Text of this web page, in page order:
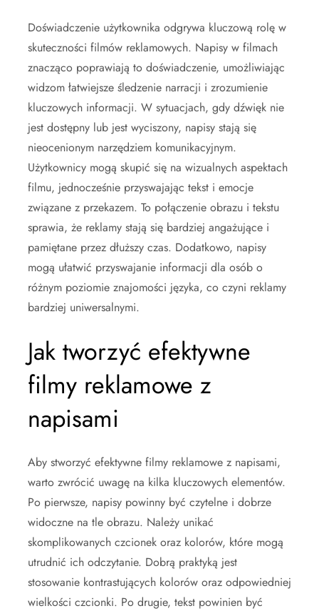
Doświadczenie użytkownika odgrywa kluczową rolę w
skuteczności filmów reklamowych. Napisy w filmach
znacząco poprawiają to doświadczenie, umożliwiając
widzom łatwiejsze śledzenie narracji i zrozumienie
kluczowych informacji. W sytuacjach, gdy dźwięk nie
jest dostępny lub jest wyciszony, napisy stają się
nieocenionym narzędziem komunikacyjnym.
Użytkownicy mogą skupić się na wizualnych aspektach
filmu, jednocześnie przyswajając tekst i emocje
związane z przekazem. To połączenie obrazu i tekstu
sprawia, że reklamy stają się bardziej angażujące i
pamiętane przez dłuższy czas. Dodatkowo, napisy
mogą ułatwić przyswajanie informacji dla osób o
różnym poziomie znajomości języka, co czyni reklamy
bardziej uniwersalnymi.
Jak tworzyć efektywne
filmy reklamowe z
napisami
Aby stworzyć efektywne filmy reklamowe z napisami,
warto zwrócić uwagę na kilka kluczowych elementów.
Po pierwsze, napisy powinny być czytelne i dobrze
widoczne na tle obrazu. Należy unikać
skomplikowanych czcionek oraz kolorów, które mogą
utrudnić ich odczytanie. Dobrą praktyką jest
stosowanie kontrastujących kolorów oraz odpowiedniej
wielkości czcionki. Po drugie, tekst powinien być